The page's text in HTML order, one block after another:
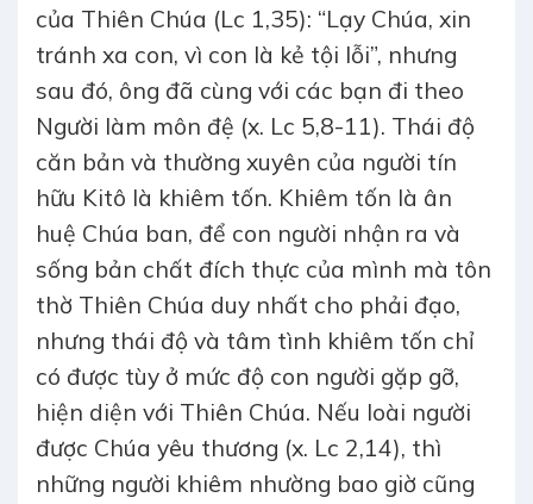
của Thiên Chúa (Lc 1,35): “Lạy Chúa, xin
tránh xa con, vì con là kẻ tội lỗi”, nhưng
sau đó, ông đã cùng với các bạn đi theo
Người làm môn đệ (x. Lc 5,8-11). Thái độ
căn bản và thường xuyên của người tín
hữu Kitô là khiêm tốn. Khiêm tốn là ân
huệ Chúa ban, để con người nhận ra và
sống bản chất đích thực của mình mà tôn
thờ Thiên Chúa duy nhất cho phải đạo,
nhưng thái độ và tâm tình khiêm tốn chỉ
có được tùy ở mức độ con người gặp gỡ,
hiện diện với Thiên Chúa. Nếu loài người
được Chúa yêu thương (x. Lc 2,14), thì
những người khiêm nhường bao giờ cũng